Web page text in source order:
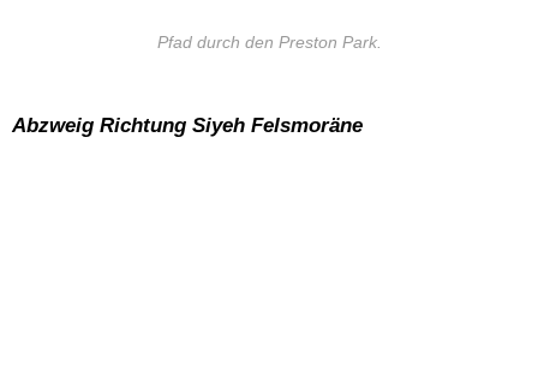
Pfad durch den Preston Park.
Abzweig Richtung Siyeh Felsmoräne